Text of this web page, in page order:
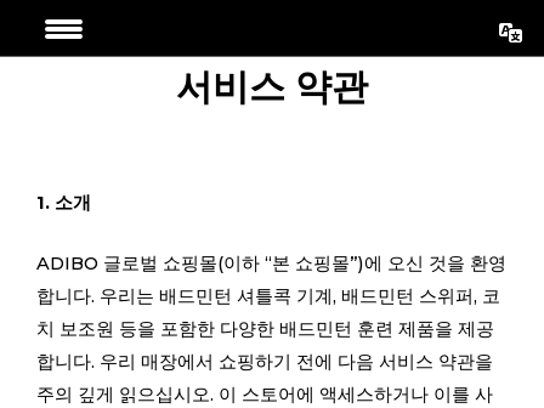
서비스 약관
1. 소개
ADIBO 글로벌 쇼핑몰(이하 “본 쇼핑몰”)에 오신 것을 환영
합니다. 우리는 배드민턴 셔틀콕 기계, 배드민턴 스위퍼, 코
치 보조원 등을 포함한 다양한 배드민턴 훈련 제품을 제공
합니다. 우리 매장에서 쇼핑하기 전에 다음 서비스 약관을
주의 깊게 읽으십시오. 이 스토어에 액세스하거나 이를 사